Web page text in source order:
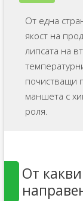
От една
якост на
липсата на
почистващи
маншета с
роля.
От